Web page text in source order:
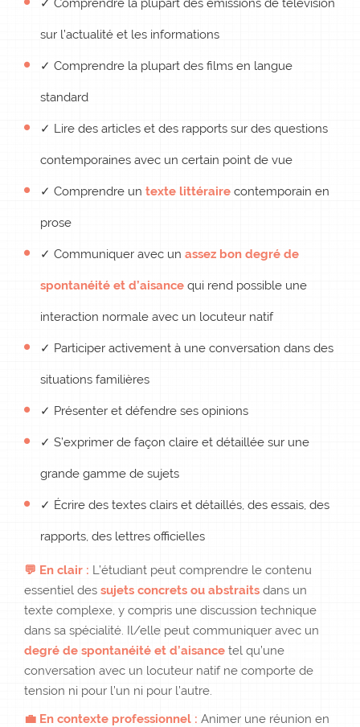
✓ Comprendre la plupart des émissions de télévision
sur l’actualité et les informations
✓ Comprendre la plupart des films en langue
standard
✓ Lire des articles et des rapports sur des questions
contemporaines avec un certain point de vue
✓ Comprendre un texte littéraire contemporain en
prose
✓ Communiquer avec un assez bon degré de
spontanéité et d’aisance qui rend possible une
interaction normale avec un locuteur natif
✓ Participer activement à une conversation dans des
situations familières
✓ Présenter et défendre ses opinions
✓ S’exprimer de façon claire et détaillée sur une
grande gamme de sujets
✓ Écrire des textes clairs et détaillés, des essais, des
rapports, des lettres officielles
💬 En clair : L’étudiant peut comprendre le contenu
essentiel des sujets concrets ou abstraits dans un
texte complexe, y compris une discussion technique
dans sa spécialité. Il/elle peut communiquer avec un
degré de spontanéité et d’aisance tel qu’une
conversation avec un locuteur natif ne comporte de
tension ni pour l’un ni pour l’autre.
💼 En contexte professionnel : Animer une réunion en